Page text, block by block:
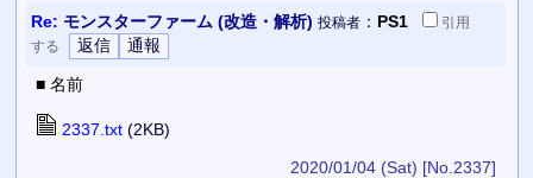
Re: モンスターファーム (改造・解析) 投稿者： PS1
引用
する
■ 名前
2337.txt(2KB)
2020/01/04 (Sat) [No.2337]